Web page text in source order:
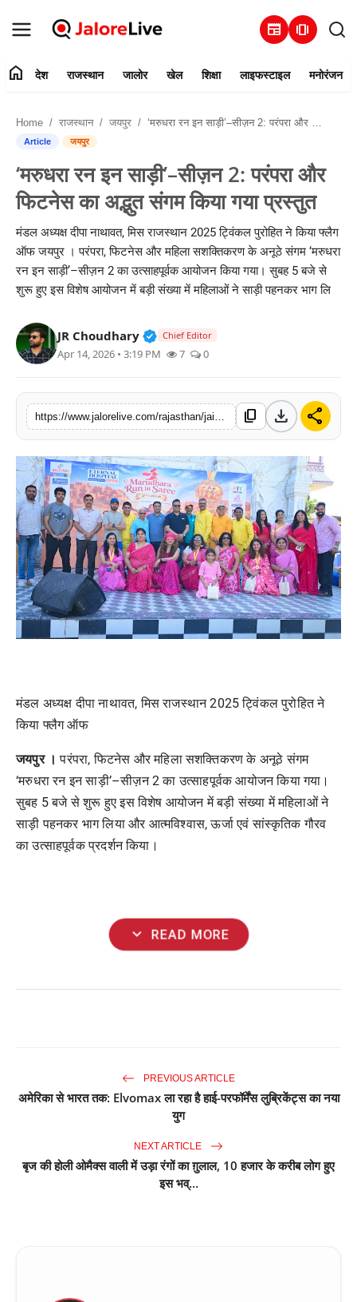
newspaper amp_stories
संपर्क करें
देश
जालोर
खेल
शिक्षा
मनोरंजन
तकनीक
विशेष
बिज़नेस
home देश राजस्थान जालोर खेल शिक्षा लाइफस्टाइल मनोरंजन
Home राजस्थान जयपुर ‘मरुधरा रन इन साड़ी’–सीज़न 2: परंपरा और फिटनेस का अद्भुत संगम किया गया प्रस्तुत
Article जयपुर
‘मरुधरा रन इन साड़ी’–सीज़न 2: परंपरा और
फिटनेस का अद्भुत संगम किया गया प्रस्तुत
मंडल अध्यक्ष दीपा नाथावत, मिस राजस्थान 2025 ट्विंकल पुरोहित ने किया फ्लैग
ऑफ जयपुर । परंपरा, फिटनेस और महिला सशक्तिकरण के अनूठे संगम ‘मरुधरा
रन इन साड़ी’–सीज़न 2 का उत्साहपूर्वक आयोजन किया गया। सुबह 5 बजे से
शुरू हुए इस विशेष आयोजन में बड़ी संख्या में महिलाओं ने साड़ी पहनकर भाग लि
JR Choudhary Verified Public Figure • 30 Mar,
Chief Editor
Apr 14, 2026 • 3:19 PM 7 0
content_copy download share
मंडल अध्यक्ष दीपा नाथावत, मिस राजस्थान 2025 ट्विंकल पुरोहित ने
किया फ्लैग ऑफ
जयपुर । परंपरा, फिटनेस और महिला सशक्तिकरण के अनूठे संगम
‘मरुधरा रन इन साड़ी’–सीज़न 2 का उत्साहपूर्वक आयोजन किया गया।
सुबह 5 बजे से शुरू हुए इस विशेष आयोजन में बड़ी संख्या में महिलाओं ने
साड़ी पहनकर भाग लिया और आत्मविश्वास, ऊर्जा एवं सांस्कृतिक गौरव
का उत्साहपूर्वक प्रदर्शन किया।
expand_more READ MORE
PREVIOUS ARTICLE
अमेरिका से भारत तक: Elvomax ला रहा है हाई-परफॉर्मेंस लुब्रिकेंट्स का नया
युग
NEXT ARTICLE
बृज की होली ओमैक्स वाली में उड़ा रंगों का ग़ुलाल, 10 हजार के करीब लोग हुए
इस भव्...